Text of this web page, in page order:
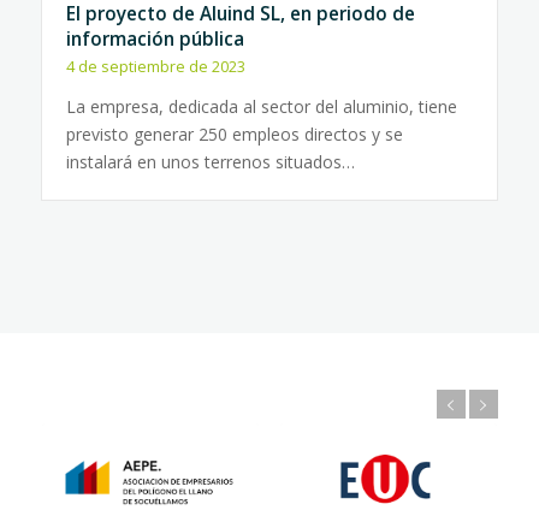
El proyecto de Aluind SL, en periodo de
información pública
4 de septiembre de 2023
La empresa, dedicada al sector del aluminio, tiene
previsto generar 250 empleos directos y se
instalará en unos terrenos situados…